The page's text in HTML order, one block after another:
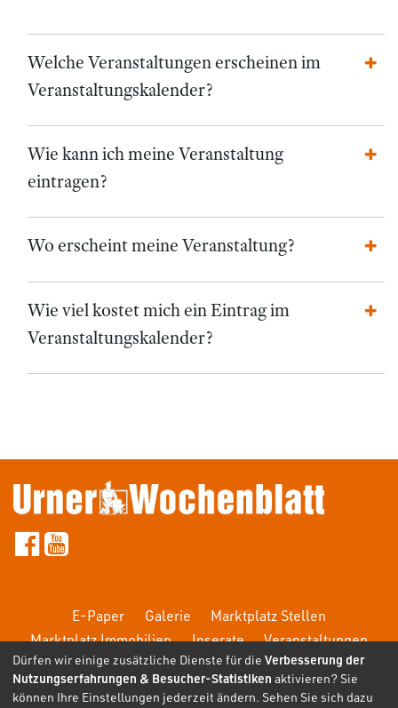
Welche Veranstaltungen erscheinen im
Veranstaltungskalender?
Wie kann ich meine Veranstaltung
eintragen?
Wo erscheint meine Veranstaltung?
Wie viel kostet mich ein Eintrag im
Veranstaltungskalender?
E-Paper Galerie
Marktplatz Stellen
Marktplatz Immobilien
Inserate
Veranstaltungen
FAQ
Dürfen wir einige zusätzliche Dienste für die Verbesserung der
Nutzungserfahrungen & Besucher-Statistiken aktivieren? Sie
können Ihre Einstellungen jederzeit ändern. Sehen Sie sich dazu